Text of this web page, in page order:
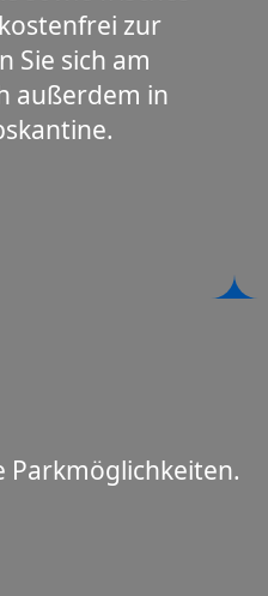
zur
Sie sich am
außerdem in
Parkmöglichkeiten.